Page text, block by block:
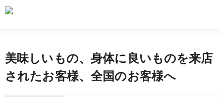
美味しいもの、身体に良いものを来店
されたお客様、全国のお客様へ